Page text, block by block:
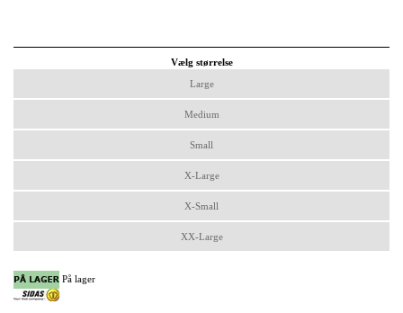
Vælg størrelse
Large
Medium
Small
X-Large
X-Small
XX-Large
På lager